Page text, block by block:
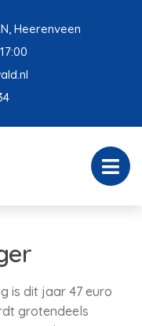
Heerenveen
is dit jaar 47 euro
grotendeels